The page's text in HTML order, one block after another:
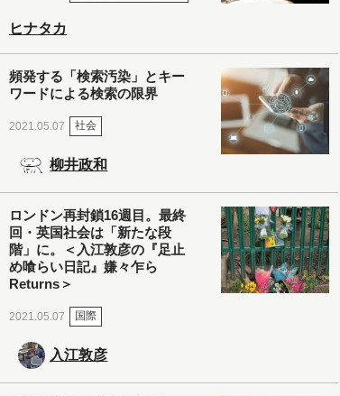
ヒナタカ
頻発する「検索汚染」とキー
ワードによる検索の限界
2021.05.07 社会
柳井政和
ロンドン再封鎖16週目。最終
回・英国社会は「新たな段
階」に。＜入江敦彦の『足止
め喰らい日記』嫌々乍ら
Returns＞
2021.05.07 国際
入江敦彦